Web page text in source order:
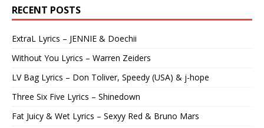
RECENT POSTS
ExtraL Lyrics – JENNIE & Doechii
Without You Lyrics – Warren Zeiders
LV Bag Lyrics – Don Toliver, Speedy (USA) & j-hope
Three Six Five Lyrics – Shinedown
Fat Juicy & Wet Lyrics – Sexyy Red & Bruno Mars